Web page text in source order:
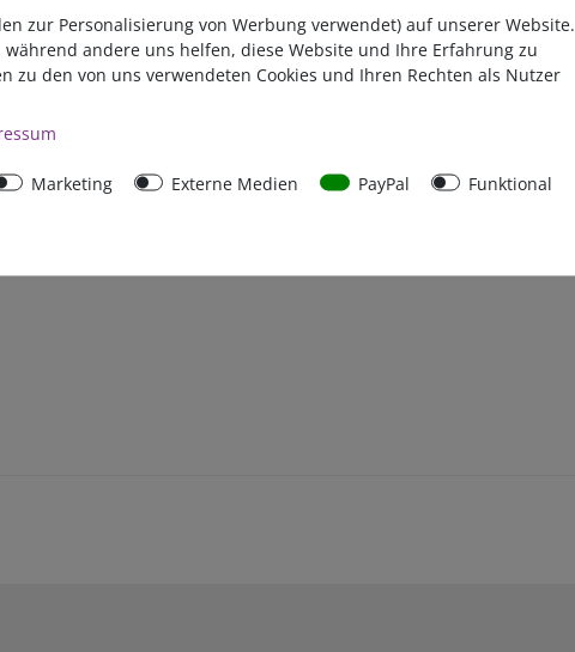
ab 659,66 €*
sofort lieferbar
*inkl. 0% MwSt. zzgl. Versandkosten
zur Personalisierung von Werbung verwendet) auf unserer Website.
andere uns helfen, diese Website und Ihre Erfahrung zu
zu den von uns verwendeten Cookies und Ihren Rechten als Nutzer
Marketing Externe Medien PayPal
Funktional